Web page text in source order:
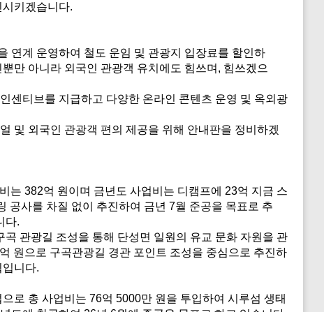
키겠습니다.
연계 운영하여 철도 운임 및 관광지 입장료를 할인하
만 아니라 외국인 관광객 유치에도 힘쓰며, 힘쓰겠으
센티브를 지급하고 다양한 온라인 콘텐츠 운영 및 옥외광
및 외국인 관광객 편의 제공을 위해 안내판을 정비하겠
는 382억 원이며 금년도 사업비는 디캠프에 23억 지금 스
공사를 차질 없이 추진하여 금년 7월 준공을 목표로 추
다.
관광길 조성을 통해 단성면 일원의 유교 문화 자원을 관
원으로 구곡관광길 경관 포인트 조성을 중심으로 추진하
니다.
로 총 사업비는 76억 5000만 원을 투입하여 시루섬 생태